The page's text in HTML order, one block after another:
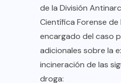
de la División
Científica Forense de
encargado del caso
adicionales sobre la
incineración de las
droga: